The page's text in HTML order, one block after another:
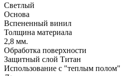
Светлый
Основа
Вспененный винил
Толщина материала
2,8 мм.
Обработка поверхности
Защитный слой Титан
Использование с "теплым полом"